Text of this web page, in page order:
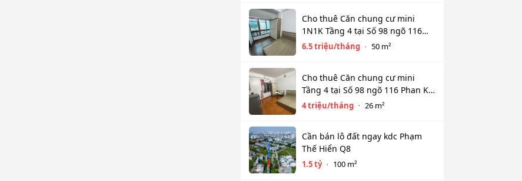
Cho thuê Căn chung cư mini
1N1K Tầng 4 tại Số 98 ngõ 116
Phan Kế Bính, Ba Đình. Chỉ 6.5tr
6.5 triệu/tháng 50 m²
Cho thuê Căn chung cư mini
Tầng 4 tại Số 98 ngõ 116 Phan Kế
Bính, Cống Vị, Ba Đình. Chỉ 4tr
4 triệu/tháng 26 m²
Cần bán lô đất ngay kdc Phạm
Thế Hiển Q8
1.5 tỷ 100 m²